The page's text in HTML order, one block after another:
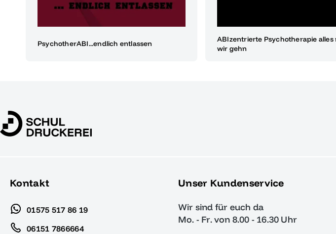
PsychotherABI...endlich entlassen
ABIzentrierte Psychotherapie alles
wir gehn
Kontakt
01575 517 86 19
06151 7866664
Unser Kundenservice
Wir sind für euch da
Mo. - Fr. von 8.00 - 16.30 Uhr